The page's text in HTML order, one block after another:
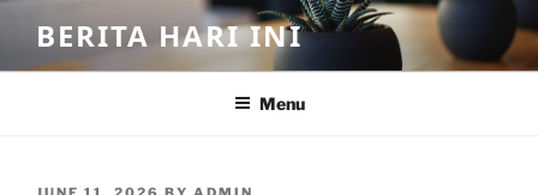
content
BERITA HARI INI
Menu
POSTED